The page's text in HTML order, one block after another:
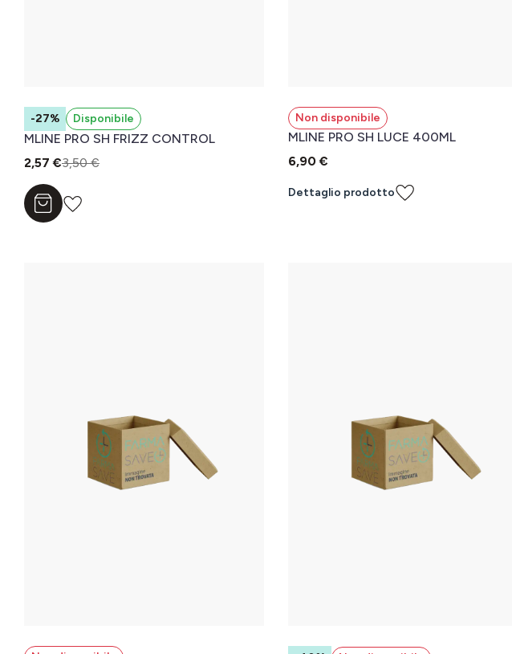
-27% Disponibile
MLINE PRO SH FRIZZ CONTROL
2,57 €3,50 €
Aggiungi al carrello
Non disponibile
MLINE PRO SH LUCE 400ML
6,90 €
Dettaglio prodotto